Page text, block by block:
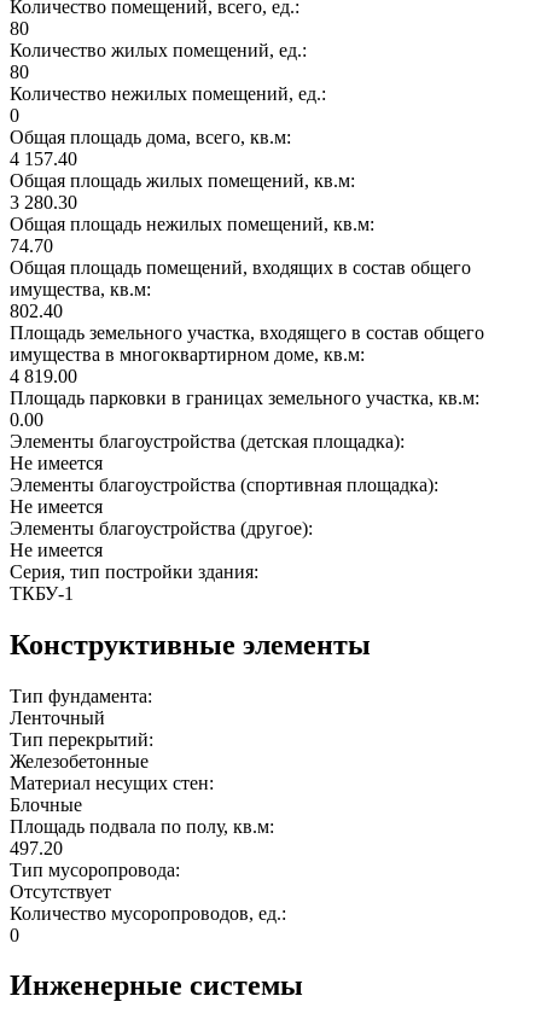
Количество помещений, всего, ед.:
80
Количество жилых помещений, ед.:
80
Количество нежилых помещений, ед.:
0
Общая площадь дома, всего, кв.м:
4 157.40
Общая площадь жилых помещений, кв.м:
3 280.30
Общая площадь нежилых помещений, кв.м:
74.70
Общая площадь помещений, входящих в состав общего
имущества, кв.м:
802.40
Площадь земельного участка, входящего в состав общего
имущества в многоквартирном доме, кв.м:
4 819.00
Площадь парковки в границах земельного участка, кв.м:
0.00
Элементы благоустройства (детская площадка):
Не имеется
Элементы благоустройства (спортивная площадка):
Не имеется
Элементы благоустройства (другое):
Не имеется
Серия, тип постройки здания:
ТКБУ-1
Конструктивные элементы
Тип фундамента:
Ленточный
Тип перекрытий:
Железобетонные
Материал несущих стен:
Блочные
Площадь подвала по полу, кв.м:
497.20
Тип мусоропровода:
Отсутствует
Количество мусоропроводов, ед.:
0
Инженерные системы